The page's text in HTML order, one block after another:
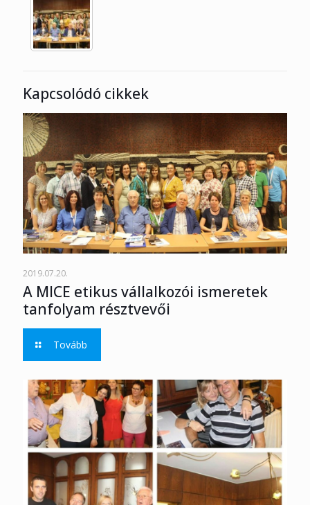
Kapcsolódó cikkek
2019.07.20.
A MICE etikus vállalkozói ismeretek
tanfolyam résztvevői
Tovább